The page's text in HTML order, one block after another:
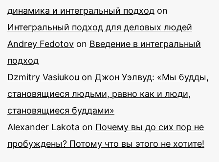
динамика и интегральный подход on
Интегральный подход для деловых людей
Andrey Fedotov on Введение в интегральный
подход
Dzmitry Vasiukou on Джон Уэлвуд: «Мы будды,
становящиеся людьми, равно как и люди,
становящиеся буддами»
Alexander Lakota on Почему вы до сих пор не
пробуждены? Потому что вы этого не хотите!